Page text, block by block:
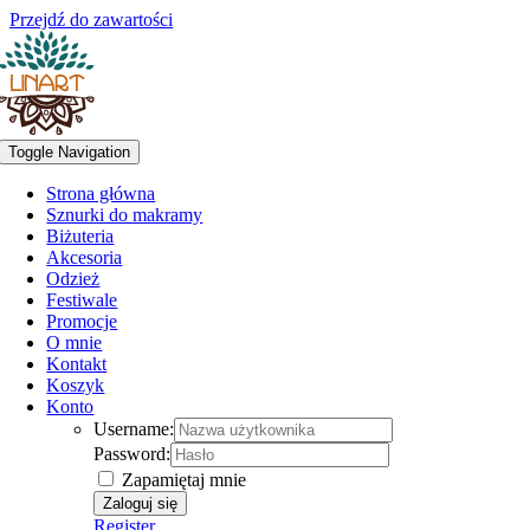
Przejdź do zawartości
Toggle Navigation
Strona główna
Sznurki do makramy
Biżuteria
Akcesoria
Odzież
Festiwale
Promocje
O mnie
Kontakt
Koszyk
Konto
Username:
Password:
Zapamiętaj mnie
Register